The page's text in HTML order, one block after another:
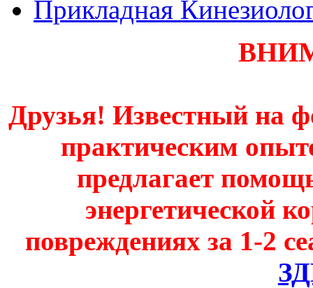
Прикладная
Друзья! Известный на
практическим
предлагает
энергетической
повреждениях за 1-2